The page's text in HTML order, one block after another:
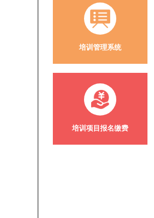
培训管理系统
培训项目报名缴费